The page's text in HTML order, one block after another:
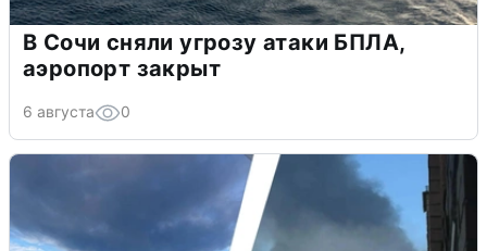
В Сочи сняли угрозу атаки БПЛА,
аэропорт закрыт
6 августа 0